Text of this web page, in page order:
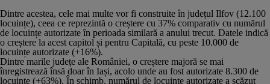
Dintre acestea, cele mai multe vor fi construite în județul Ilfov (12.100
locuințe), ceea ce reprezintă o creștere cu 37% comparativ cu numărul
de locuințe autorizate în perioada similară a anului trecut. Datele indică
o creștere la acest capitol și pentru Capitală, cu peste 10.000 de
locuințe autorizate (+16%).
Dintre marile județe ale României, o creștere majoră se mai
înregistrează însă doar în Iași, acolo unde au fost autorizate 8.300 de
locuințe (+63%). În schimb, numărul de locuințe autorizate a scăzut